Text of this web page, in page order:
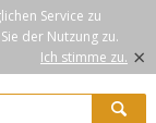
Service zu
der Nutzung zu.
Ich stimme zu. ×